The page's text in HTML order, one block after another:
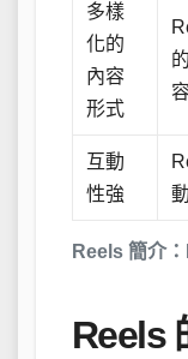
Reels 簡介
多樣
化的
內容
形式
互動
性強
Reels